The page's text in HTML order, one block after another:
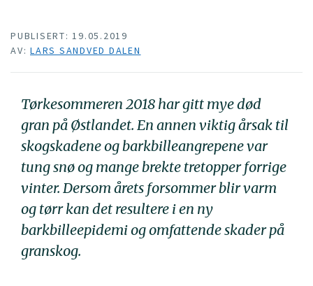
PUBLISERT: 19.05.2019
AV: LARS SANDVED DALEN
Tørkesommeren 2018 har gitt mye død
gran på Østlandet. En annen viktig årsak til
skogskadene og barkbilleangrepene var
tung snø og mange brekte tretopper forrige
vinter. Dersom årets forsommer blir varm
og tørr kan det resultere i en ny
barkbilleepidemi og omfattende skader på
granskog.